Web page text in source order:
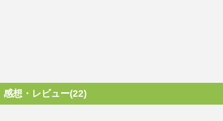
感想・レビュー(22)